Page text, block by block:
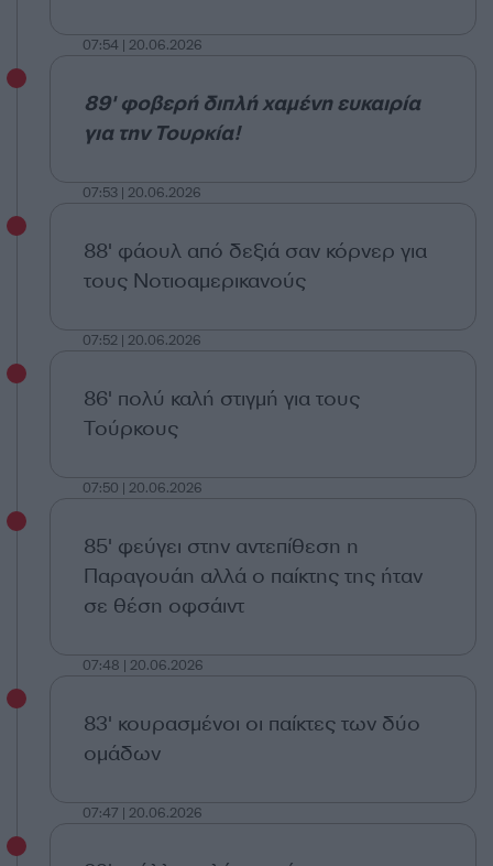
07:54 | 20.06.2026
89' φοβερή διπλή χαμένη ευκαιρία
για την Τουρκία!
07:53 | 20.06.2026
88' φάουλ από δεξιά σαν κόρνερ για
τους Νοτιοαμερικανούς
07:52 | 20.06.2026
86' πολύ καλή στιγμή για τους
Τούρκους
07:50 | 20.06.2026
85' φεύγει στην αντεπίθεση η
Παραγουάη αλλά ο παίκτης της ήταν
σε θέση οφσάιντ
07:48 | 20.06.2026
83' κουρασμένοι οι παίκτες των δύο
ομάδων
07:47 | 20.06.2026